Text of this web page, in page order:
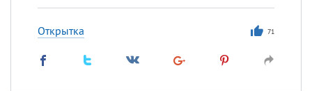
Открытка 71